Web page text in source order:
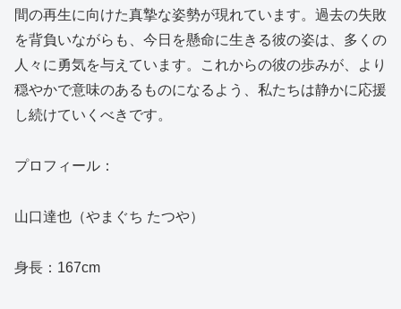
間の再生に向けた真摯な姿勢が現れています。過去の失敗
を背負いながらも、今日を懸命に生きる彼の姿は、多くの
人々に勇気を与えています。これからの彼の歩みが、より
穏やかで意味のあるものになるよう、私たちは静かに応援
し続けていくべきです。
プロフィール：
山口達也（やまぐち たつや）
身長：167cm